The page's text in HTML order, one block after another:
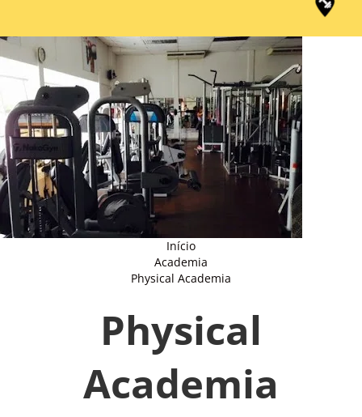
Início
Academia
Physical Academia
Physical
Academia